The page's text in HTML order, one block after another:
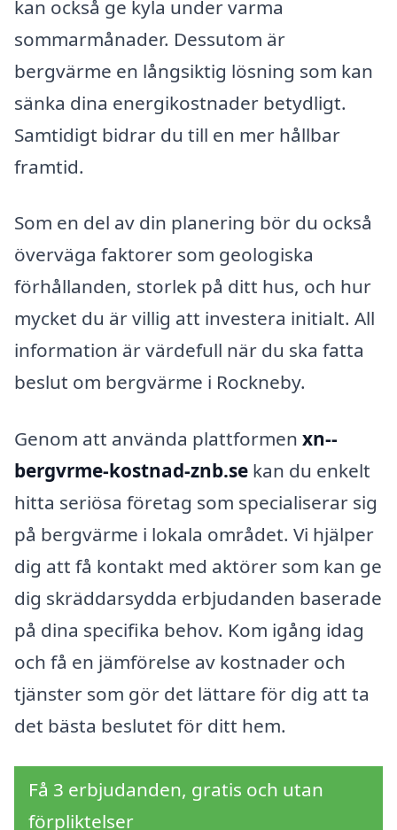
kan också ge kyla under varma
sommarmånader. Dessutom är
bergvärme en långsiktig lösning som kan
sänka dina energikostnader betydligt.
Samtidigt bidrar du till en mer hållbar
framtid.
Som en del av din planering bör du också
överväga faktorer som geologiska
förhållanden, storlek på ditt hus, och hur
mycket du är villig att investera initialt. All
information är värdefull när du ska fatta
beslut om bergvärme i Rockneby.
Genom att använda plattformen xn--
bergvrme-kostnad-znb.se kan du enkelt
hitta seriösa företag som specialiserar sig
på bergvärme i lokala området. Vi hjälper
dig att få kontakt med aktörer som kan ge
dig skräddarsydda erbjudanden baserade
på dina specifika behov. Kom igång idag
och få en jämförelse av kostnader och
tjänster som gör det lättare för dig att ta
det bästa beslutet för ditt hem.
Få 3 erbjudanden, gratis och utan
förpliktelser